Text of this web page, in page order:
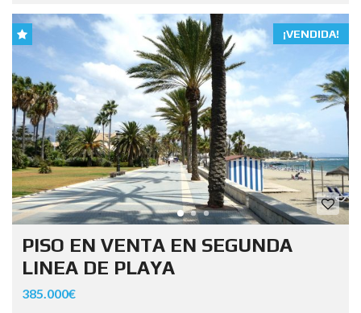
¡VENDIDA!
PISO EN VENTA EN SEGUNDA
LINEA DE PLAYA
385.000€